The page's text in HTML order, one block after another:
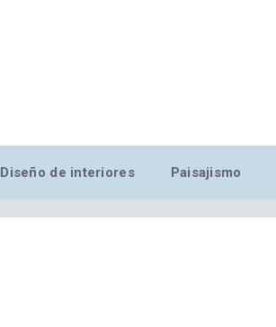
Diseño de interiores Paisajismo